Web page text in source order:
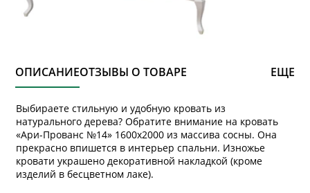
ОПИСАНИЕОТЗЫВЫ О ТОВАРЕ ЕЩЕ
Выбираете стильную и удобную кровать из
натурального дерева? Обратите внимание на кровать
«Ари-Прованс №14» 1600х2000 из массива сосны. Она
прекрасно впишется в интерьер спальни. Изножье
кровати украшено декоративной накладкой (кроме
изделий в бесцветном лаке).